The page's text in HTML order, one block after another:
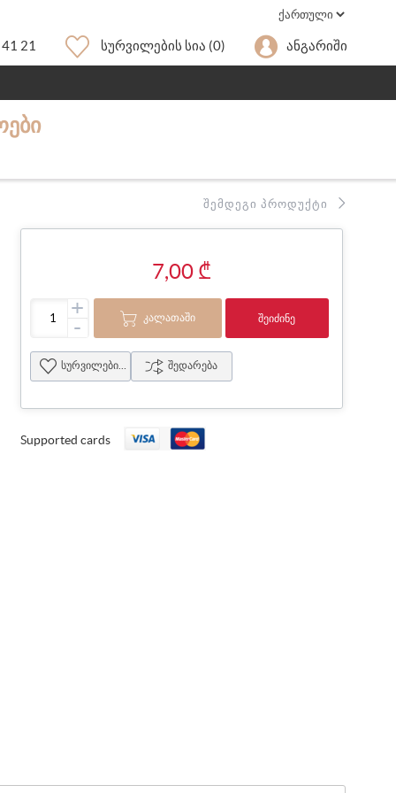
21 Სურვილების Სია (0) Ანგარიში
ᲨᲔᲛᲓᲔᲒᲘ ᲞᲠᲝᲓᲣᲥᲢᲘ
7,00 ₾
+
- ᲙᲐᲚᲐᲗᲐᲨᲘ ᲨᲔᲘᲫᲘᲜᲔ
სურვილების სია შედარება
Supported cards